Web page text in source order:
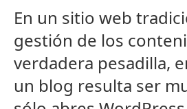
En un sitio web
gestión de los
verdadera pesadilla,
un blog resulta ser